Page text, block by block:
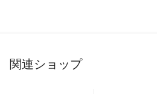
関連ショップ